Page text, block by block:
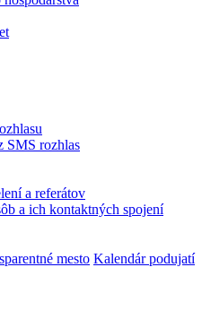
SMS rozhlas
a referátov
a ich kontaktných spojení
mesto Kalendár podujatí